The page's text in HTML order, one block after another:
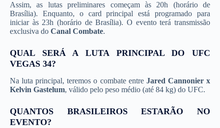
Assim, as lutas preliminares começam às 20h (horário de
Brasília). Enquanto, o card principal está programado para
iniciar às 23h (horário de Brasília). O evento terá transmissão
exclusiva do Canal Combate.
QUAL SERÁ A LUTA PRINCIPAL DO UFC
VEGAS 34?
Na luta principal, teremos o combate entre Jared Cannonier x
Kelvin Gastelum, válido pelo peso médio (até 84 kg) do UFC.
QUANTOS BRASILEIROS ESTARÃO NO
EVENTO?